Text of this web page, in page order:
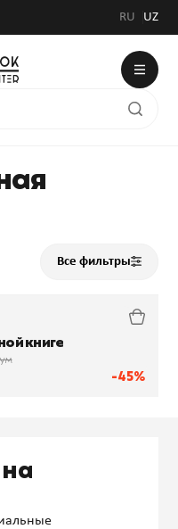
RU UZ
Все фильтры
-45%
книге